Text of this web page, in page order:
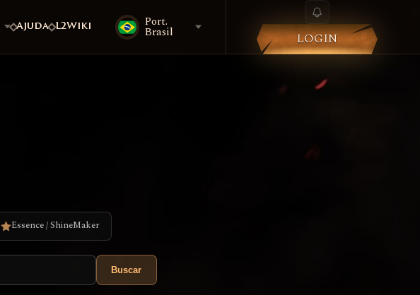
Ajuda L2Wiki Port.
Brasil LOGIN
Essence / ShineMaker
Buscar